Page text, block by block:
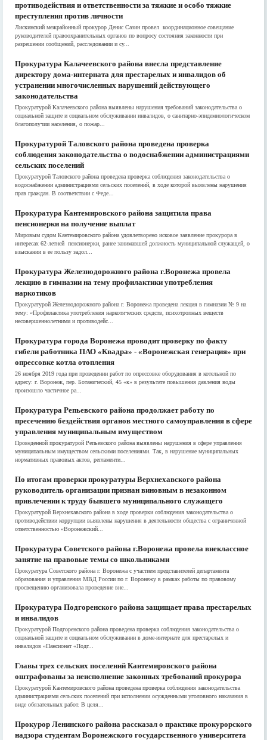
противодействия и ответственности за тяжкие и особо тяжкие
преступления против личности
Лискинский межрайонный прокурор Денис Сазин провел координационное совещание
руководителей правоохранительных органов по вопросу состояния законности при
разрешении сообщений, расследовании и су...
Прокуратура Калачеевского района внесла представление
директору дома-интерната для престарелых и инвалидов об
устранении многочисленных нарушений действующего
законодательства
Прокуратурой Калачеевского района выявлены нарушения требований законодательства о
социальной защите и социальном обслуживании инвалидов, о санитарно-эпидемиологическом
благополучии населения, о пожар...
Прокуратурой Таловского района проведена проверка
соблюдения законодательства о водоснабжении администрациями
сельских поселений
Прокуратурой Таловского района проведена проверка соблюдения законодательства о
водоснабжении администрациями сельских поселений, в ходе которой выявлены нарушения
прав граждан. В соответствии с Феде...
Прокуратура Кантемировского района защитила права
пенсионерки на получение выплат
Мировым судом Кантемировского района удовлетворено исковое заявление прокурора в
интересах 62-летней пенсионерки, ранее занимавшей должность муниципальной служащей, о
взыскании в ее пользу задол...
Прокуратура Железнодорожного района г.Воронежа провела
лекцию в гимназии на тему профилактики употребления
наркотиков
Прокуратурой Железнодорожного района г. Воронежа проведена лекция в гимназии № 9 на
тему: «Профилактика употребления наркотических средств, психотропных веществ
несовершеннолетними и противодейс...
Прокуратура города Воронежа проводит проверку по факту
гибели работника ПАО «Квадра» - «Воронежская генерация» при
опрессовке котла отопления
26 ноября 2019 года при проведении работ по опрессовке оборудования в котельной по
адресу: г. Воронеж, пер. Ботанический, 45 «к» в результате повышения давления воды
произошло частичное ра...
Прокуратура Репьевского района продолжает работу по
пресечению бездействия органов местного самоуправления в сфере
управления муниципальным имуществом
Проведенной прокуратурой Репьевского района выявлены нарушения в сфере управления
муниципальным имуществом сельскими поселениями. Так, в нарушение муниципальных
нормативных правовых актов, регламенти...
По итогам проверки прокуратуры Верхнехавского района
руководитель организации признан виновным в незаконном
привлечении к труду бывшего муниципального служащего
Прокуратурой Верхнехавского района в ходе проверки соблюдения законодательства о
противодействии коррупции выявлены нарушения в деятельности общества с ограниченной
ответственностью «Воронежский...
Прокуратура Советского района г.Воронежа провела внеклассное
занятие на правовые темы со школьниками
Прокуратура Советского района г. Воронежа с участием представителей департамента
образования и управления МВД России по г. Воронежу в рамках работы по правовому
просвещению организовала проведение вне...
Прокуратура Подгоренского района защищает права престарелых
и инвалидов
Прокуратурой Подгоренского района проведена проверка соблюдения законодательства о
социальной защите и социальном обслуживании в доме-интернате для престарелых и
инвалидов «Пансионат «Подг...
Главы трех сельских поселений Кантемировского района
оштрафованы за неисполнение законных требований прокурора
Прокуратурой Кантемировского района проведена проверка соблюдения законодательства
администрациями сельских поселений при исполнении осужденными уголовного наказания в
виде обязательных работ. В целя...
Прокурор Ленинского района рассказал о практике прокурорского
надзора студентам Воронежского государственного университета